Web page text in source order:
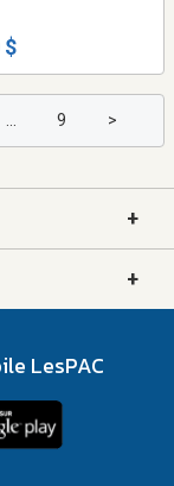
$
... 9 >
+
+
LesPAC